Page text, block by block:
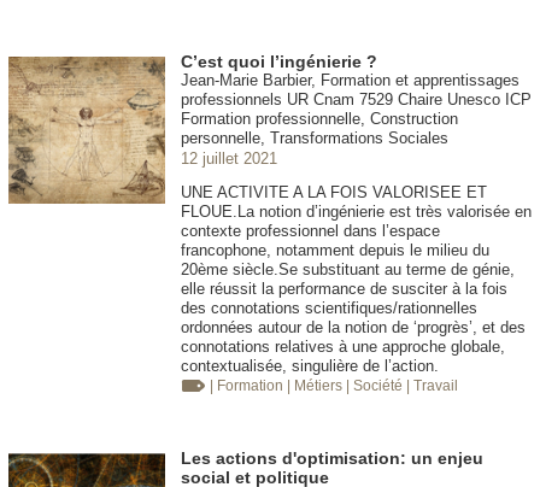
C’est quoi l’ingénierie ?
Jean-Marie Barbier, Formation et apprentissages
professionnels UR Cnam 7529 Chaire Unesco ICP
Formation professionnelle, Construction
personnelle, Transformations Sociales
12 juillet 2021
UNE ACTIVITE A LA FOIS VALORISEE ET
FLOUE.La notion d’ingénierie est très valorisée en
contexte professionnel dans l’espace
francophone, notamment depuis le milieu du
20ème siècle.Se substituant au terme de génie,
elle réussit la performance de susciter à la fois
des connotations scientifiques/rationnelles
ordonnées autour de la notion de ‘progrès’, et des
connotations relatives à une approche globale,
contextualisée, singulière de l’action.
| Formation | Métiers | Société | Travail
Les actions d'optimisation: un enjeu
social et politique